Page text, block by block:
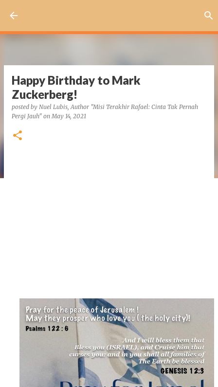
Happy Birthday to Mark
Zuckerberg!
posted by Nuel Lubis, Author "Misi Terakhir Rafael: Cinta Tak Pernah
Pergi Jauh" onMay 14, 2021